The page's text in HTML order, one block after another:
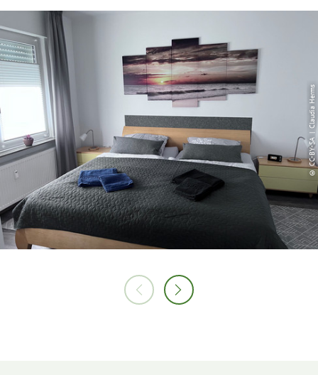
© CC-BY-SA | Claudia Herms